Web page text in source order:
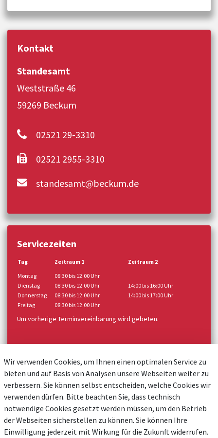
Kontakt
Standesamt
Weststraße 46
59269 Beckum
02521 29-3310
02521 2955-3310
standesamt@beckum.de
Servicezeiten
Tag Zeitraum 1
Zeitraum 2
Montag
08:30 bis 12:00 Uhr
Dienstag
08:30 bis 12:00 Uhr
14:00 bis 16:00 Uhr
Donnerstag
08:30 bis 12:00 Uhr
14:00 bis 17:00 Uhr
Freitag
08:30 bis 12:00 Uhr
Um vorherige Terminvereinbarung wird gebeten.
Wir verwenden Cookies, um Ihnen einen optimalen Service zu
bieten und auf Basis von Analysen unsere Webseiten weiter zu
verbessern. Sie können selbst entscheiden, welche Cookies wir
verwenden dürfen. Bitte beachten Sie, dass technisch
notwendige Cookies gesetzt werden müssen, um den Betrieb
der Webseiten sicherstellen zu können. Sie können Ihre
Einwilligung jederzeit mit Wirkung für die Zukunft widerrufen.